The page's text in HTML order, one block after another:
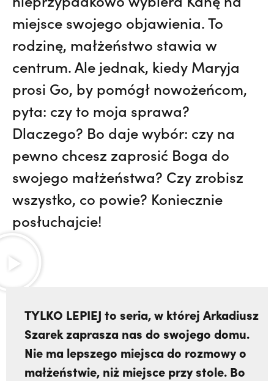
miejsce swojego objawienia. To
rodzinę, małżeństwo stawia w
centrum. Ale jednak, kiedy Maryja
prosi Go, by pomógł nowożeńcom,
pyta: czy to moja sprawa?
Dlaczego? Bo daje wybór: czy na
pewno chcesz zaprosić Boga do
swojego małżeństwa? Czy zrobisz
wszystko, co powie? Koniecznie
posłuchajcie!
TYLKO LEPIEJ to seria, w której Arkadiusz
Szarek zaprasza nas do swojego domu.
Nie ma lepszego miejsca do rozmowy o
małżeństwie, niż miejsce przy stole. Bo